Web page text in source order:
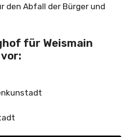
den Abfall der Bürger und
für Weismain